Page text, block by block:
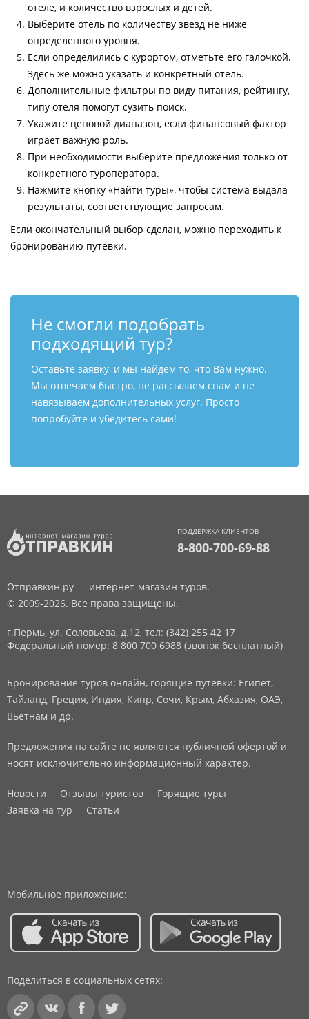
отеле, и количество взрослых и детей.
Выберите отель по количеству звезд не ниже
определенного уровня.
Если определились с курортом, отметьте его галочкой.
Здесь же можно указать и конкретный отель.
Дополнительные фильтры по виду питания, рейтингу,
типу отеля помогут сузить поиск.
Укажите ценовой диапазон, если финансовый фактор
играет важную роль.
При необходимости выберите предложения только от
конкретного туроператора.
Нажмите кнопку «Найти туры», чтобы система выдала
результаты, соответствующие запросам.
Если окончательный выбор сделан, можно переходить к
бронированию путевки.
Не смогли подобрать
подходящий тур?
Оставьте заявку, и мы найдем то, что Вам нужно.
Мы отвечаем быстро, не рассылаем спам и не
навязываем дополнительных услуг. Просто
попробуйте и убедитесь сами!
ПОДДЕРЖКА КЛИЕНТОВ
8-800-700-69-88
Отправкин.ру — интернет-магазин туров.
© 2009-2026. Все права защищены.
г.Пермь, ул. Соловьева, д.12, тел: (342) 255 42 17
Федеральный номер: 8 800 700 6988 (звонок бесплатный)
Бронирование туров онлайн, горящие путевки: Египет,
Тайланд, Греция, Индия, Кипр, Сочи, Крым, Абхазия, ОАЭ,
Вьетнам и др.
Предложения на сайте не являются публичной офертой и
носят исключительно информационный характер.
Новости Отзывы туристов
Горящие туры
Заявка на тур
Статьи
Мобильное приложение:
Поделиться в социальных сетях: